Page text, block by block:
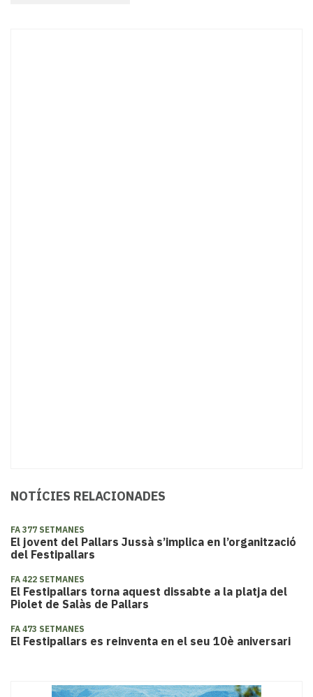
NOTÍCIES RELACIONADES
FA 377 SETMANES
El jovent del Pallars Jussà s’implica en l’organització
del Festipallars
FA 422 SETMANES
El Festipallars torna aquest dissabte a la platja del
Piolet de Salàs de Pallars
FA 473 SETMANES
​El Festipallars es reinventa en el seu 10è aniversari